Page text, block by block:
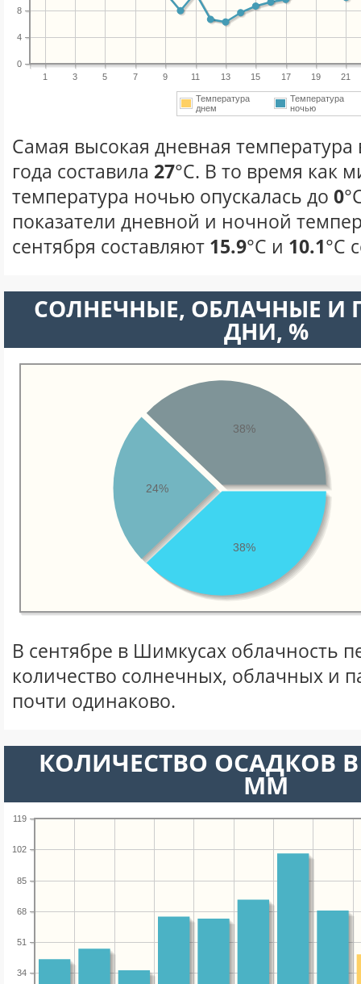
1 3 5 7 9 11 13 15 17 19 21
0
4
8
Температура
днем
Температура
ночью
Самая высокая дневная температура
года составила 27°С. В то время как
температура ночью опускалась до 0
показатели дневной и ночной
сентября составляют 15.9°С и 10.1°С
CОЛНЕЧНЫЕ, ОБЛАЧНЫЕ И
ДНИ, %
38%
24%
38%
В сентябре в Шимкусах облачность
количество солнечных, облачных и
почти одинаково.
КОЛИЧЕСТВО ОСАДКОВ В
ММ
34
51
68
85
102
119